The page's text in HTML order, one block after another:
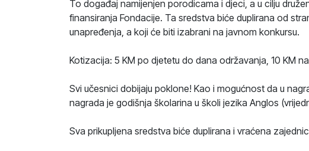
To događaj namijenjen porodicama i djeci, a u cilju
finansiranja Fondacije. Ta sredstva biće duplirana od
unapređenja, a koji će biti izabrani na javnom konkursu.
Kotizacija: 5 KM po djetetu do dana održavanja, 10 KM
Svi učesnici dobijaju poklone! Kao i mogućnost da u
nagrada je godišnja školarina u školi jezika Anglos
Sva prikupljena sredstva biće duplirana i vraćena